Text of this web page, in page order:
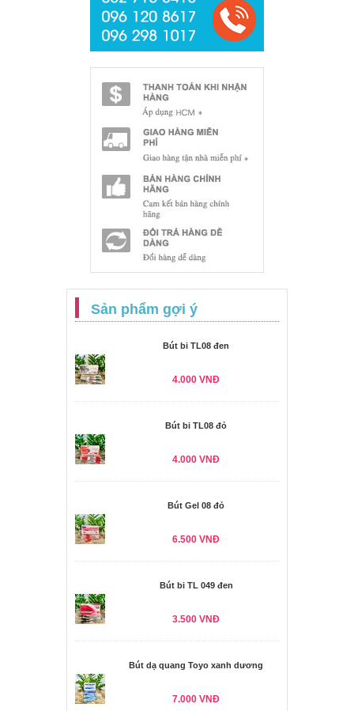
Sản phẩm gợi ý
Bút bi TL08 đen
4.000 VNĐ
Bút bi TL08 đỏ
4.000 VNĐ
Bút Gel 08 đỏ
6.500 VNĐ
Bút bi TL 049 đen
3.500 VNĐ
Bút dạ quang Toyo xanh dương
7.000 VNĐ